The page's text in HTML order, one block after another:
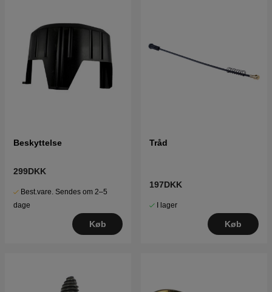
Beskyttelse
299DKK
Best.vare. Sendes om 2–5
dage
Køb
Tråd
197DKK
I lager
Køb